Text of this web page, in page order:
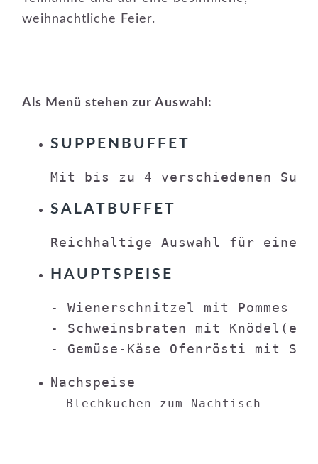
weihnachtliche Feier.
Als Menü stehen zur Auswahl:
SUPPENBUFFET
Mit bis zu 4 verschiedenen
SALATBUFFET
Reichhaltige Auswahl für einen
HAUPTSPEISE
- Wienerschnitzel mit Pommes
- Schweinsbraten mit Knödel(ec.
- Gemüse-Käse Ofenrösti mit
- Blechkuchen zum Nachtisch